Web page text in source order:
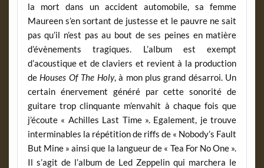
la mort dans un accident automobile, sa femme
Maureen s’en sortant de justesse et le pauvre ne sait
pas qu’il n’est pas au bout de ses peines en matière
d’évènements tragiques. L’album est exempt
d’acoustique et de claviers et revient à la production
de Houses Of The Holy, à mon plus grand désarroi. Un
certain énervement généré par cette sonorité de
guitare trop clinquante m’envahit à chaque fois que
j’écoute « Achilles Last Time ». Egalement, je trouve
interminables la répétition de riffs de « Nobody’s Fault
But Mine » ainsi que la langueur de « Tea For No One ».
Il s’agit de l’album de Led Zeppelin qui marchera le